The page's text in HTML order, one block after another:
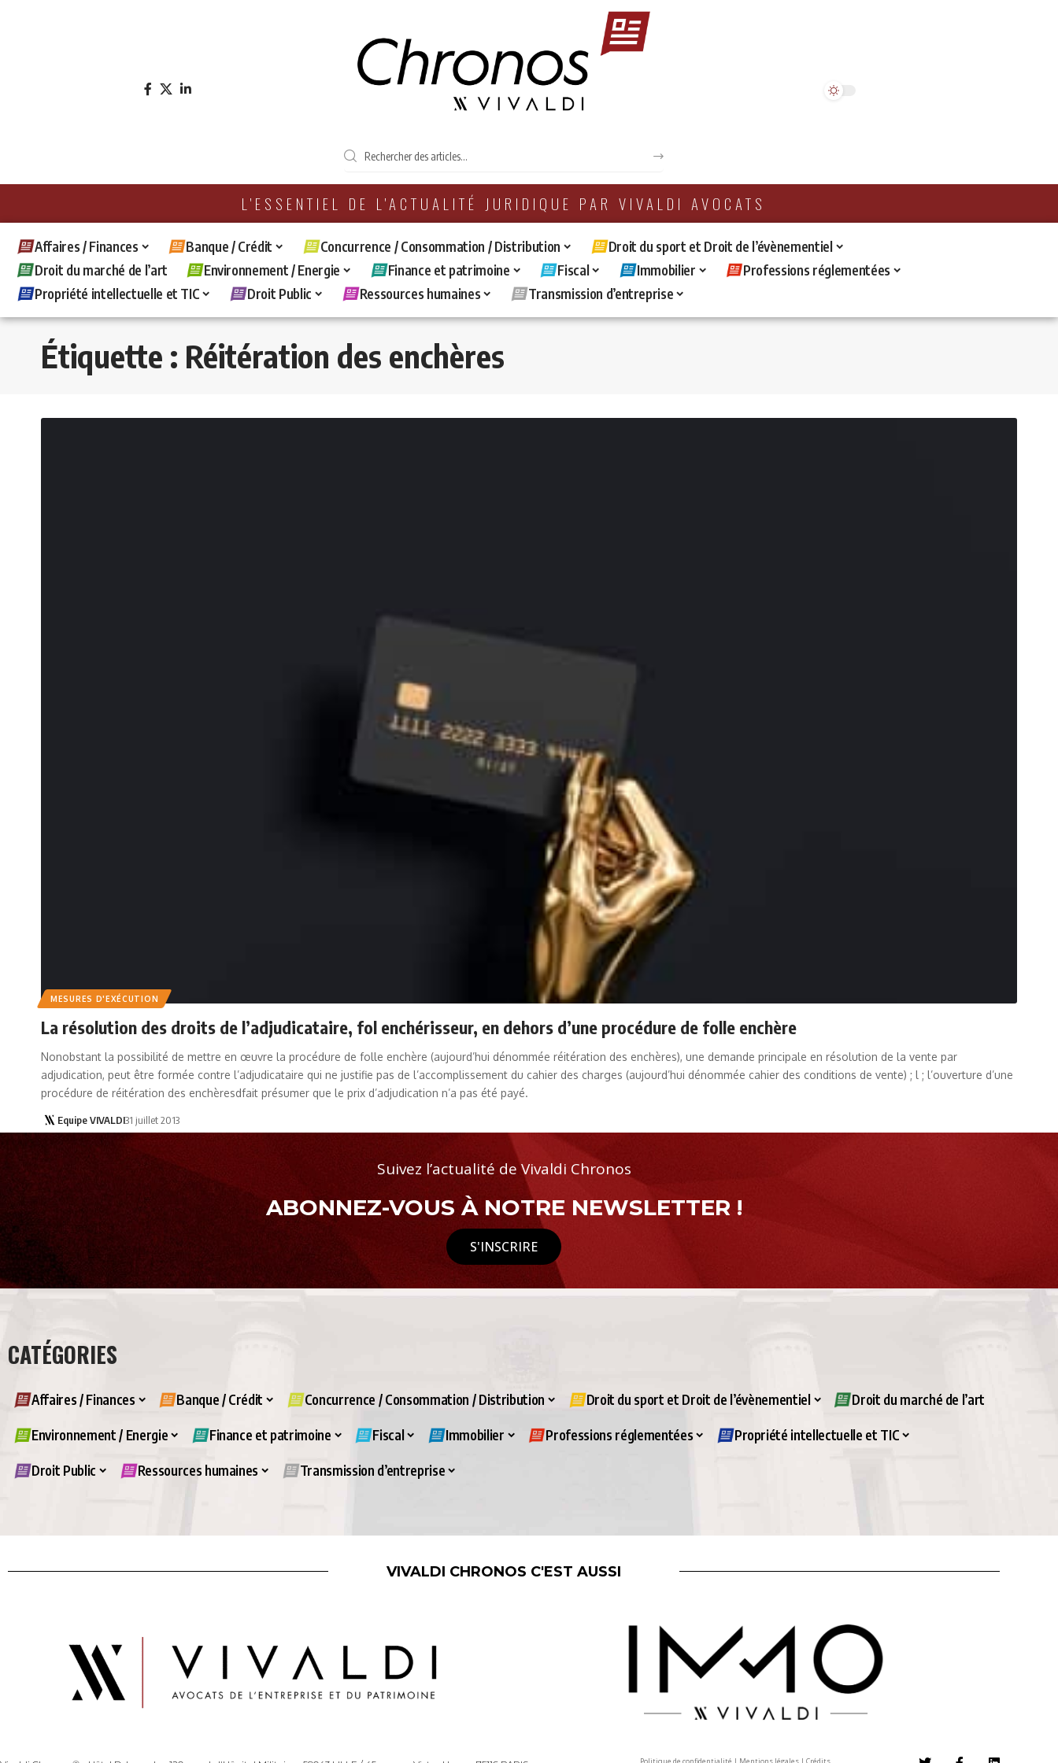
L'ESSENTIEL DE L'ACTUALITÉ JURIDIQUE PAR VIVALDI AVOCATS
Affaires / Finances Banque / Crédit Concurrence / Consommation / Distribution
Droit du sport et Droit de l’évènementiel
Droit du marché de l’art
Environnement / Energie Finance et patrimoine Fiscal Immobilier
Professions réglementées
Propriété intellectuelle et TIC
Droit Public Ressources humaines Transmission d’entreprise
Étiquette : Réitération des enchères
MESURES D'EXÉCUTION
La résolution des droits de l’adjudicataire, fol enchérisseur, en dehors d’une procédure de folle enchère
Nonobstant la possibilité de mettre en œuvre la procédure de folle enchère (aujourd’hui dénommée réitération des enchères), une demande principale en résolution de la vente par
adjudication, peut être formée contre l’adjudicataire qui ne justifie pas de l’accomplissement du cahier des charges (aujourd’hui dénommée cahier des conditions de vente) ; l ; l’ouverture d’une
procédure de réitération des enchèresdfait présumer que le prix d’adjudication n’a pas été payé.
Equipe VIVALDI31 juillet 2013
Suivez l’actualité de Vivaldi Chronos
ABONNEZ-VOUS À NOTRE NEWSLETTER !
S'INSCRIRE
CATÉGORIES
Affaires / Finances Banque / Crédit Concurrence / Consommation / Distribution Droit du sport et Droit de l’évènementiel Droit du marché de l’art
Environnement / Energie Finance et patrimoine Fiscal Immobilier Professions réglementées Propriété intellectuelle et TIC
Droit Public Ressources humaines Transmission d’entreprise
VIVALDI CHRONOS C'EST AUSSI